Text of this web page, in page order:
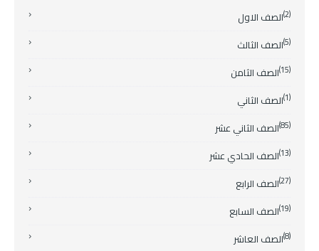
الصف الاول (2)
الصف الثالث (5)
الصف الثامن (15)
الصف الثاني (1)
الصف الثاني عشر (85)
الصف الحادي عشر (13)
الصف الرابع (27)
الصف السابع (19)
الصف العاشر (8)